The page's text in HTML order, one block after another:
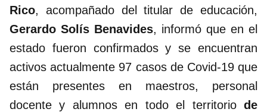
Rico, acompañado del titular de educación,
Gerardo Solís Benavides, informó que en el
estado fueron confirmados y se encuentran
activos actualmente 97 casos de Covid-19 que
están presentes en maestros, personal
docente y alumnos en todo el territorio de